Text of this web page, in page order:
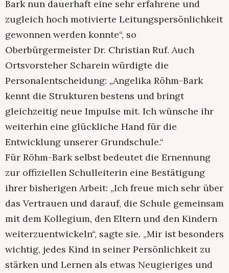
Bark nun dauerhaft eine sehr erfahrene und
zugleich hoch motivierte Leitungspersönlichkeit
gewonnen werden konnte“, so
Oberbürgermeister Dr. Christian Ruf. Auch
Ortsvorsteher Scharein würdigte die
Personalentscheidung: „Angelika Röhm-Bark
kennt die Strukturen bestens und bringt
gleichzeitig neue Impulse mit. Ich wünsche ihr
weiterhin eine glückliche Hand für die
Entwicklung unserer Grundschule.“
Für Röhm-Bark selbst bedeutet die Ernennung
zur offiziellen Schulleiterin eine Bestätigung
ihrer bisherigen Arbeit: „Ich freue mich sehr über
das Vertrauen und darauf, die Schule gemeinsam
mit dem Kollegium, den Eltern und den Kindern
weiterzuentwickeln“, sagte sie. „Mir ist besonders
wichtig, jedes Kind in seiner Persönlichkeit zu
stärken und Lernen als etwas Neugieriges und